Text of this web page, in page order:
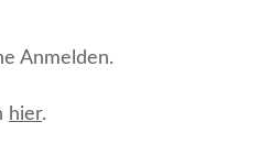
Anmelden.
hier.